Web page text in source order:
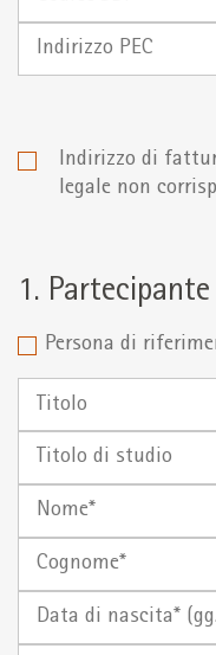
Indirizzo
Indirizzo di
legale non
1. Partecipante
Persona di
Titolo
Titolo
studio
Nome
Cognome
Data di